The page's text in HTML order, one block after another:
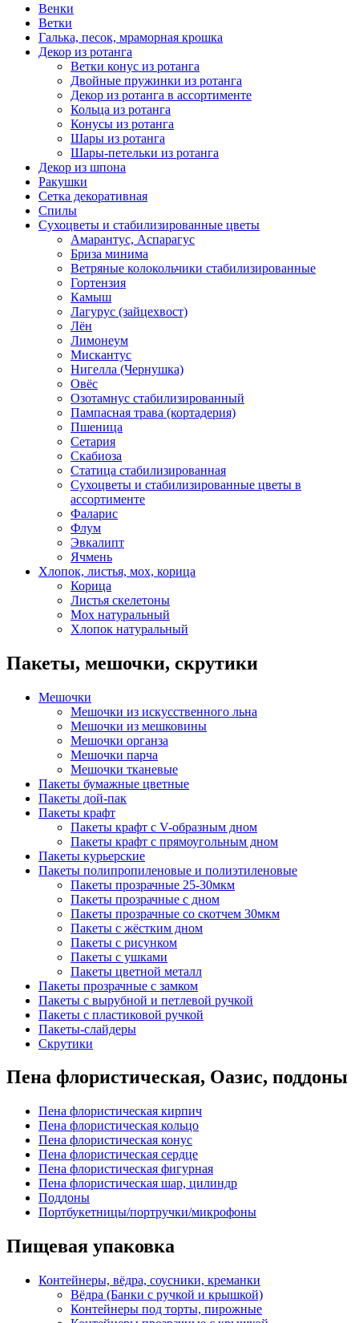
Венки
Ветки
Галька, песок, мраморная крошка
Декор из ротанга
Ветки конус из ротанга
Двойные пружинки из ротанга
Декор из ротанга в ассортименте
Кольца из ротанга
Конусы из ротанга
Шары из ротанга
Шары-петельки из ротанга
Декор из шпона
Ракушки
Сетка декоративная
Спилы
Сухоцветы и стабилизированные цветы
Амарантус, Аспарагус
Бриза минима
Ветряные колокольчики стабилизированные
Гортензия
Камыш
Лагурус (зайцехвост)
Лён
Лимонеум
Мискантус
Нигелла (Чернушка)
Овёс
Озотамнус стабилизированный
Пампасная трава (кортадерия)
Пшеница
Сетария
Скабиоза
Статица стабилизированная
Сухоцветы и стабилизированные цветы в
ассортименте
Фаларис
Флум
Эвкалипт
Ячмень
Хлопок, листья, мох, корица
Корица
Листья скелетоны
Мох натуральный
Хлопок натуральный
Пакеты, мешочки, скрутики
Мешочки
Мешочки из искусственного льна
Мешочки из мешковины
Мешочки органза
Мешочки парча
Мешочки тканевые
Пакеты бумажные цветные
Пакеты дой-пак
Пакеты крафт
Пакеты крафт с V-образным дном
Пакеты крафт с прямоугольным дном
Пакеты курьерские
Пакеты полипропиленовые и полиэтиленовые
Пакеты прозрачные 25-30мкм
Пакеты прозрачные с дном
Пакеты прозрачные со скотчем 30мкм
Пакеты с жёстким дном
Пакеты с рисунком
Пакеты с ушками
Пакеты цветной металл
Пакеты прозрачные с замком
Пакеты с вырубной и петлевой ручкой
Пакеты с пластиковой ручкой
Пакеты-слайдеры
Скрутики
Пена флористическая, Оазис, поддоны
Пена флористическая кирпич
Пена флористическая кольцо
Пена флористическая конус
Пена флористическая сердце
Пена флористическая фигурная
Пена флористическая шар, цилиндр
Поддоны
Портбукетницы/портручки/микрофоны
Пищевая упаковка
Контейнеры, вёдра, соусники, креманки
Вёдра (Банки с ручкой и крышкой)
Контейнеры под торты, пирожные